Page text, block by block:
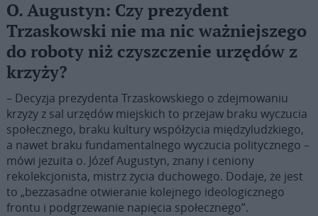
O. Augustyn: Czy prezydent
Trzaskowski nie ma nic ważniejszego
do roboty niż czyszczenie urzędów z
krzyży?
– Decyzja prezydenta Trzaskowskiego o zdejmowaniu
krzyży z sal urzędów miejskich to przejaw braku wyczucia
społecznego, braku kultury współżycia międzyludzkiego,
a nawet braku fundamentalnego wyczucia politycznego –
mówi jezuita o. Józef Augustyn, znany i ceniony
rekolekcjonista, mistrz życia duchowego. Dodaje, że jest
to „bezzasadne otwieranie kolejnego ideologicznego
frontu i podgrzewanie napięcia społecznego”.